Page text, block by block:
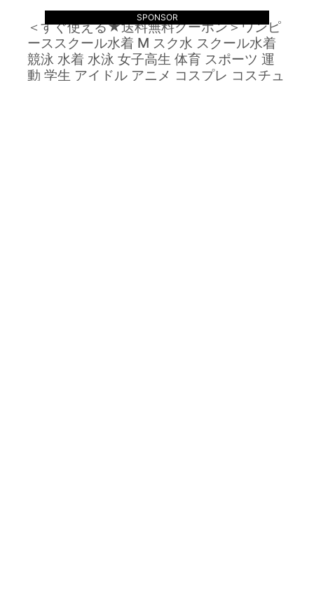
＜すぐ使える★送料無料クーポン＞ワンピ
ーススクール水着 M スク水 スクール水着
競泳 水着 水泳 女子高生 体育 スポーツ 運
動 学生 アイドル アニメ コスプレ コスチュ
SPONSOR